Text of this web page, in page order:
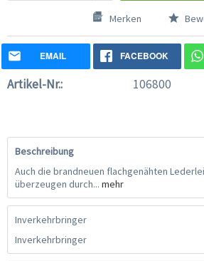
Merken
EMAIL FACEBOOK
Artikel-Nr.: 106800
Beschreibung
Auch die brandneuen flachgenähten
überzeugen durch... mehr
Inverkehrbringer
Inverkehrbringer